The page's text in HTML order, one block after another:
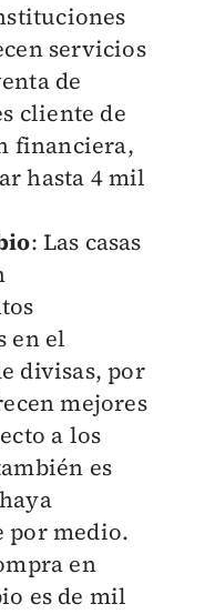
servicios
de
cliente de
financiera,
hasta 4 mil
: Las casas
en el
divisas, por
mejores
a los
es
por medio.
en
es de mil